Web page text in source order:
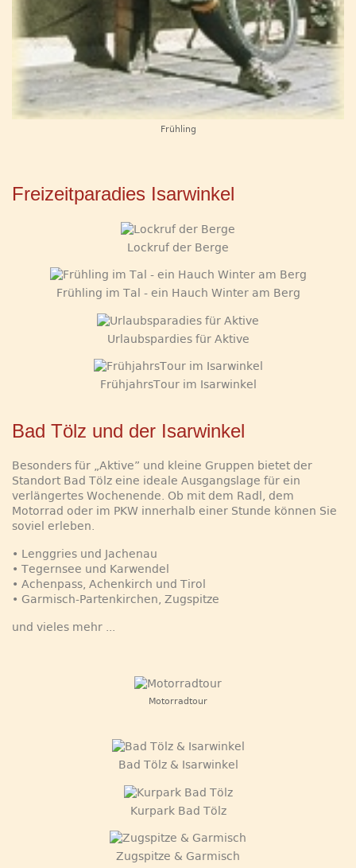
Frühling
Freizeitparadies Isarwinkel
Lockruf der Berge
Frühling im Tal - ein Hauch Winter am Berg
Urlaubspardies für Aktive
FrühjahrsTour im Isarwinkel
Bad Tölz und der Isarwinkel
Besonders für „Aktive” und kleine Gruppen bietet der
Standort Bad Tölz eine ideale Ausgangslage für ein
verlängertes Wochenende. Ob mit dem Radl, dem
Motorrad oder im PKW innerhalb einer Stunde können Sie
soviel erleben.
• Lenggries und Jachenau
• Tegernsee und Karwendel
• Achenpass, Achenkirch und Tirol
• Garmisch-Partenkirchen, Zugspitze
und vieles mehr ...
Motorradtour
Bad Tölz & Isarwinkel
Kurpark Bad Tölz
Zugspitze & Garmisch